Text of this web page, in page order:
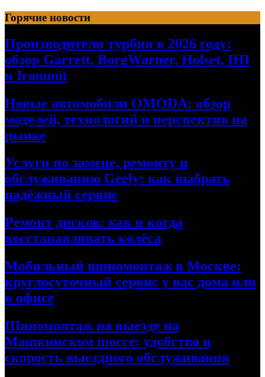
Перейти
к
содержимому
Горячие новости
Производители турбин в 2026 году:
обзор Garrett, BorgWarner, Holset, IHI
и Ironunit
Новые автомобили OMODA: обзор
моделей, технологий и перспектив на
рынке
Услуги по замене, ремонту и
обслуживанию Geely: как выбрать
надёжный сервис
Ремонт дисков: как и когда
восстанавливать колёса
Мобильный шиномонтаж в Москве:
круглосуточный сервис у вас дома или
в офисе
Шиномонтаж на выезде на
Машкинском шоссе: удобство и
скорость выездного обслуживания